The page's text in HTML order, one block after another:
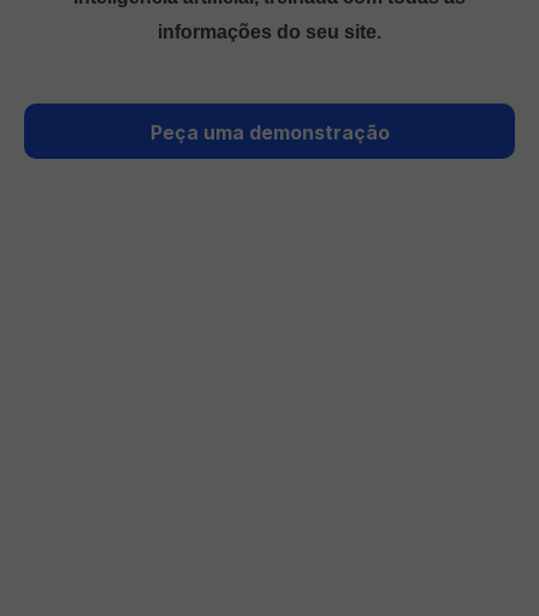
informações do seu site.
Peça uma demonstração